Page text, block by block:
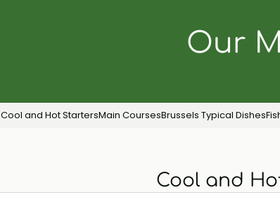
Our
Cool and Hot StartersMain CoursesBrussels Typical Dishes
Cool and